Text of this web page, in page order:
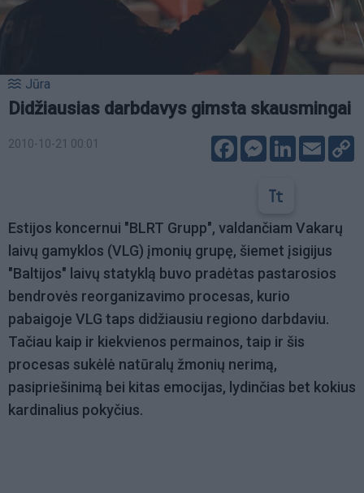
Jūra
Didžiausias darbdavys gimsta skausmingai
2010-10-21 00:01 FacebookMessenger
LinkedIn
Email
Estijos koncernui "BLRT Grupp", valdančiam Vakarų
laivų gamyklos (VLG) įmonių grupę, šiemet įsigijus
"Baltijos" laivų statyklą buvo pradėtas pastarosios
bendrovės reorganizavimo procesas, kurio
pabaigoje VLG taps didžiausiu regiono darbdaviu.
Tačiau kaip ir kiekvienos permainos, taip ir šis
procesas sukėlė natūralų žmonių nerimą,
pasipriešinimą bei kitas emocijas, lydinčias bet kokius
kardinalius pokyčius.